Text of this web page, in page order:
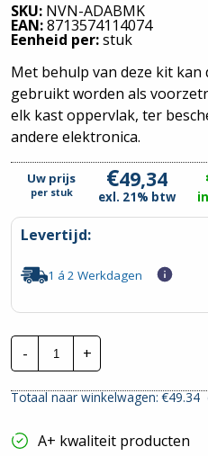
SKU: NVN-ADABMK
EAN:8713574114074
Eenheid per:stuk
Met behulp van deze kit kan
gebruikt worden als
elk kast oppervlak, ter
andere elektronica.
Uw prijs
per stuk €49,34
exl. 21% btw
Levertijd:
1 á 2 Werkdagen
-
nVent
Hoffman
Zichtdeur
hoeveelheid
+
Totaal naar winkelwagen: €49.34
A+ kwaliteit producten